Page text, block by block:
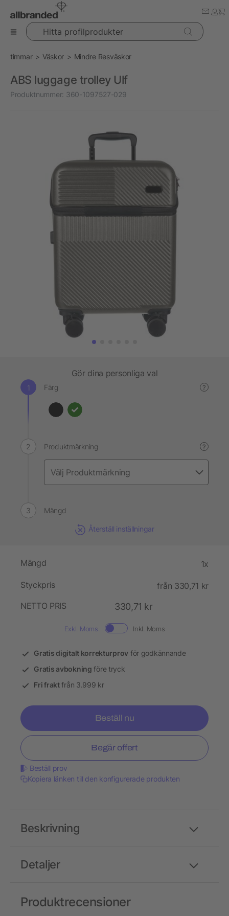
Hitta profilprodukter
timmar Väskor Mindre Resväskor
ABS luggage trolley Ulf
Produktnummer: 360-1097527-029
Gör dina personliga val
Färg ?
Produktmärkning ?
Mängd
Återställ inställningar
Mängd 1x
Styckpris
från 330,71 kr
NETTO PRIS
330,71 kr
Exkl. Moms. Inkl. Moms
Gratis digitalt korrekturprov för godkännande
Gratis avbokning före tryck
Fri fraktfrån 3.999 kr
Beställ nu
Begär offert
Beställ prov
Kopiera länken till den konfigurerade produkten
Detaljer
Beskrivning
Produktrecensioner